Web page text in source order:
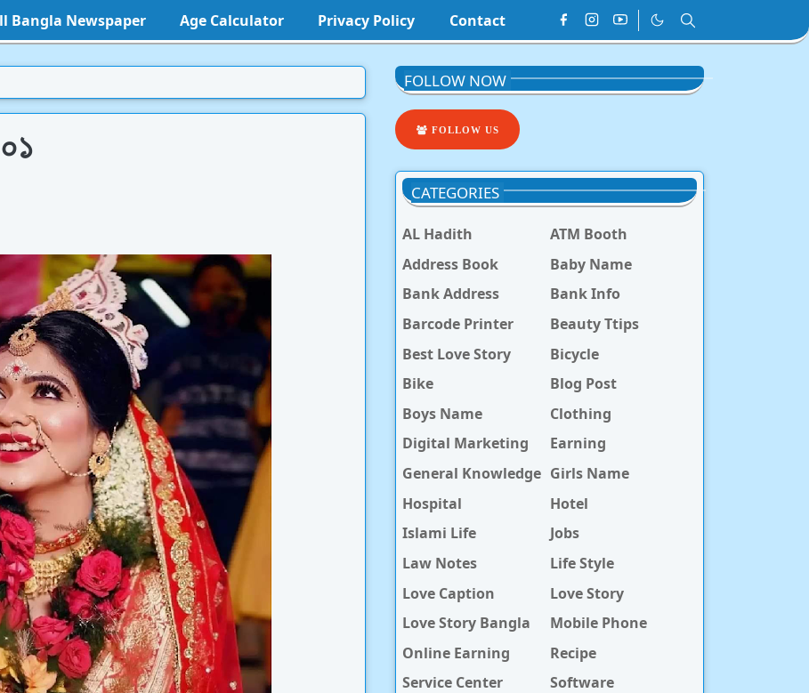
Bangla Newspaper Age Calculator Privacy Policy Contact
FOLLOW NOW
FOLLOW US
CATEGORIES
AL Hadith
ATM Booth
Address Book
Baby Name
Bank Address
Bank Info
Barcode Printer
Beauty Ttips
Best Love Story
Bicycle
Bike
Blog Post
Boys Name
Clothing
Digital Marketing
Earning
General Knowledge Girls Name
Hospital
Hotel
Islami Life
Jobs
Law Notes
Life Style
Love Caption
Love Story
Love Story Bangla
Mobile Phone
Online Earning
Recipe
Service Center
Software